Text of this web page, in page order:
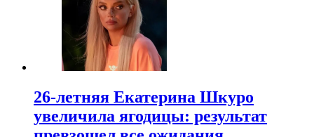
26-летняя Екатерина Шкуро
увеличила ягодицы: результат